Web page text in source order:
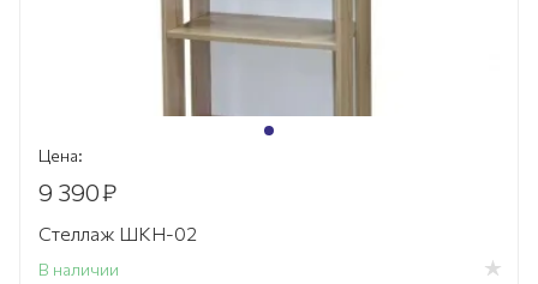
Цена:
9 390₽
Стеллаж ШКН-02
В наличии